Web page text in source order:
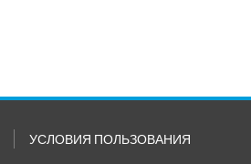
УСЛОВИЯ ПОЛЬЗОВАНИЯ